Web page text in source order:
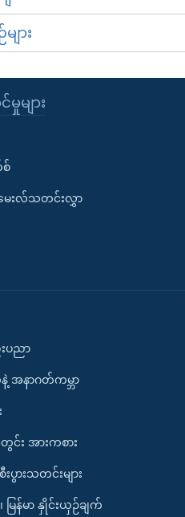
ား
များ
စ်
ေးလ်သတင်းလွှာ
ပညာ
အနာဂတ်ကမ္ဘာ
း အားကစား
ားသတင်းများ
မြန်မာ နှိုင်းယှဉ်ချက်